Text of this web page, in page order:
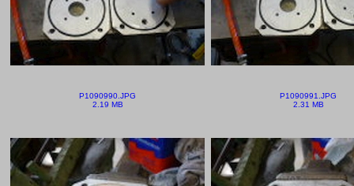
P1090990.JPG
2.19 MB
P1090991.JPG
2.31 MB